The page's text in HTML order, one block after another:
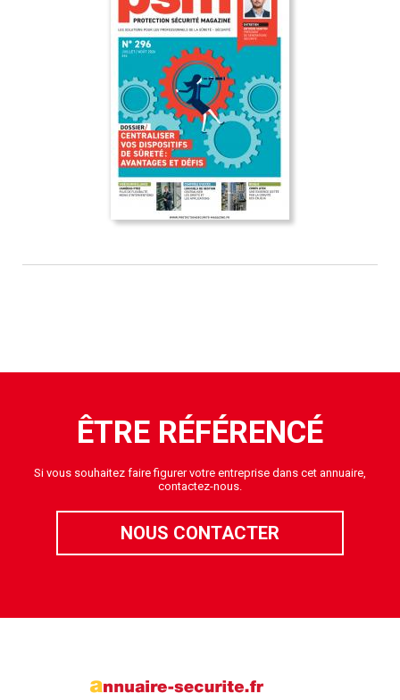
ÊTRE RÉFÉRENCÉ
Si vous souhaitez faire figurer votre entreprise dans cet annuaire,
contactez-nous.
NOUS CONTACTER